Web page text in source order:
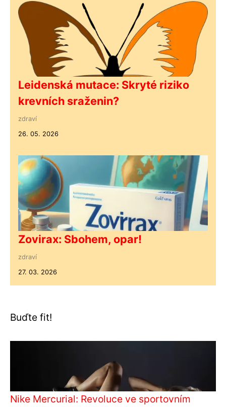
Leidenská mutace: Skryté riziko
krevních sraženin?
zdraví
26. 05. 2026
Zovirax: Sbohem, opar!
zdraví
27. 03. 2026
Buďte fit!
Nike Mercurial: Revoluce ve sportovním